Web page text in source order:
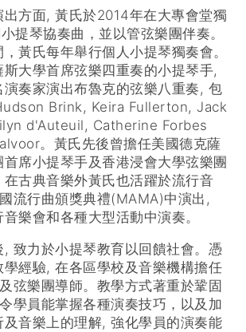
出方面, 黃氏於2014年在大專會堂獨
提琴協奏曲，並以管弦樂團伴奏。
黃氏每年舉行個人小提琴獨奏會。
大學首席弦樂四重奏的小提琴手,
演奏家演出布魯克的弦樂八重奏, 包
Brink, Keira Fullerton, Jack
d'Auteuil, Catherine Forbes
。黃氏先後曾擔任美國德克薩
席小提琴手及香港浸會大學弦樂團
古典音樂外黃氏也活躍於流行音
流行曲頒獎典禮(MAMA)中演出,
樂會和各種大型活動中演奏。
致力於小提琴教育以回饋社會。憑
學經驗, 在各區學校及音樂機構擔任
弦樂團導師。教學方式著重於鞏固
學員能掌握各種演奏技巧，以及加
及音樂上的理解, 強化學員的演奏能